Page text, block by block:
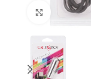
Haga